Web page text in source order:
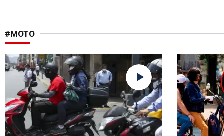
#MOTO
Reglamento de tránsito Normativa